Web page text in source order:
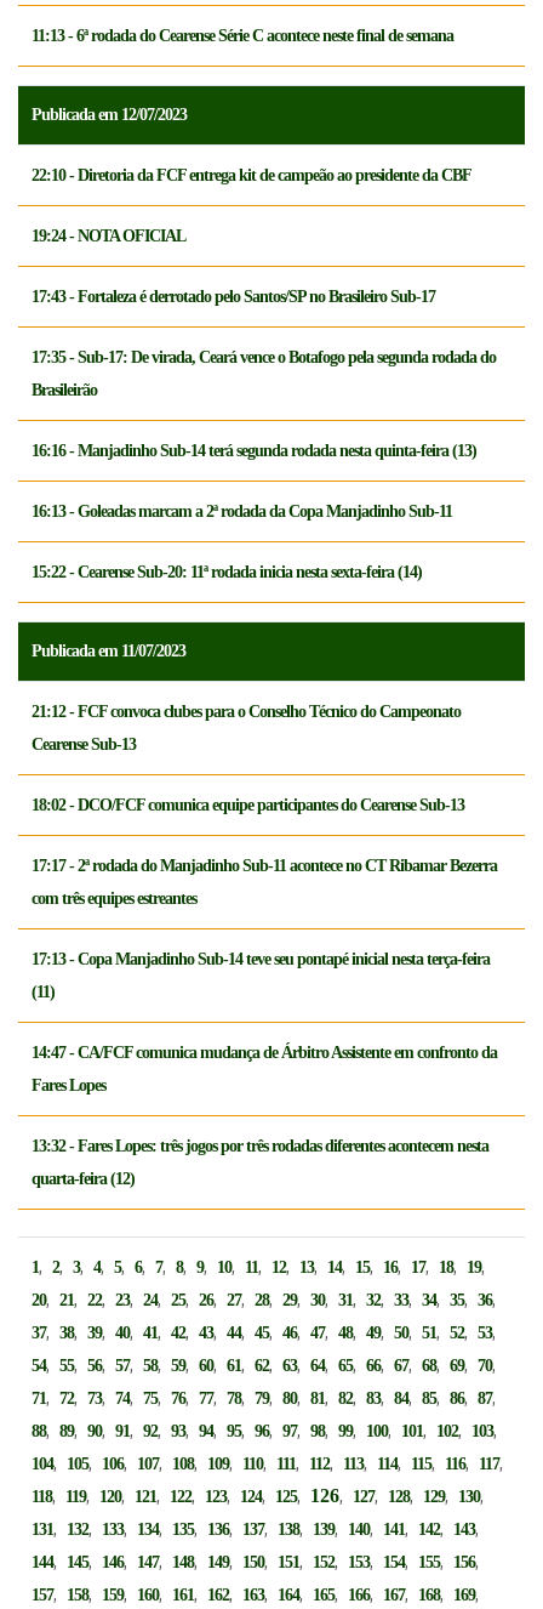
11:13 - 6ª rodada do Cearense Série C acontece neste final de semana
Publicada em 12/07/2023
22:10 - Diretoria da FCF entrega kit de campeão ao presidente da CBF
19:24 - NOTA OFICIAL
17:43 - Fortaleza é derrotado pelo Santos/SP no Brasileiro Sub-17
17:35 - Sub-17: De virada, Ceará vence o Botafogo pela segunda rodada do
Brasileirão
16:16 - Manjadinho Sub-14 terá segunda rodada nesta quinta-feira (13)
16:13 - Goleadas marcam a 2ª rodada da Copa Manjadinho Sub-11
15:22 - Cearense Sub-20: 11ª rodada inicia nesta sexta-feira (14)
Publicada em 11/07/2023
21:12 - FCF convoca clubes para o Conselho Técnico do Campeonato
Cearense Sub-13
18:02 - DCO/FCF comunica equipe participantes do Cearense Sub-13
17:17 - 2ª rodada do Manjadinho Sub-11 acontece no CT Ribamar Bezerra
com três equipes estreantes
17:13 - Copa Manjadinho Sub-14 teve seu pontapé inicial nesta terça-feira
(11)
14:47 - CA/FCF comunica mudança de Árbitro Assistente em confronto da
Fares Lopes
13:32 - Fares Lopes: três jogos por três rodadas diferentes acontecem nesta
quarta-feira (12)
1,2,3,4,5,6,7,8,9, 10, 11, 12, 13, 14, 15, 16, 17, 18, 19,
20,21,22,23,24,25,26,27,28,29,30,31,32,33,34,35,36,
37,38,39,40,41,42,43,44,45,46,47,48,49,50,51,52,53,
54,55,56,57,58,59,60,61,62,63,64,65,66,67,68,69,70,
71,72,73,74,75,76,77,78,79,80,81,82,83,84,85,86,87,
88,89,90,91,92,93,94,95,96,97,98,99, 100, 101, 102, 103,
104, 105, 106, 107, 108, 109, 110, 111, 112, 113, 114, 115, 116, 117,
118, 119, 120, 121, 122, 123, 124, 125, 126, 127, 128, 129, 130,
131, 132, 133, 134, 135, 136, 137, 138, 139, 140, 141, 142, 143,
144, 145, 146, 147, 148, 149, 150, 151, 152, 153, 154, 155, 156,
157, 158, 159, 160, 161, 162, 163, 164, 165, 166, 167, 168, 169,